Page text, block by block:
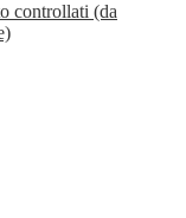
controllati (da